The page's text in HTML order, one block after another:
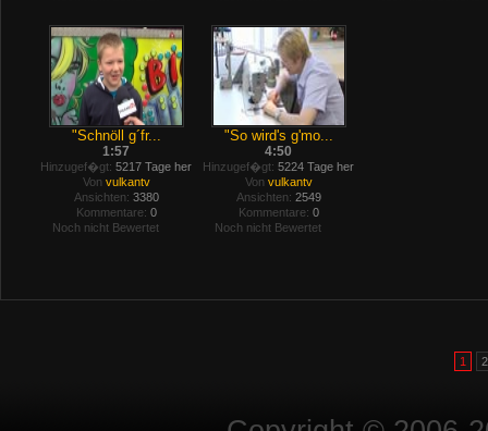
"Schnöll g´fr...
1:57
Hinzugef�gt: 5217 Tage her
Von vulkantv
Ansichten: 3380
Kommentare: 0
Noch nicht Bewertet
"So wird's g'mo...
4:50
Hinzugef�gt: 5224 Tage her
Von vulkantv
Ansichten: 2549
Kommentare: 0
Noch nicht Bewertet
1 2